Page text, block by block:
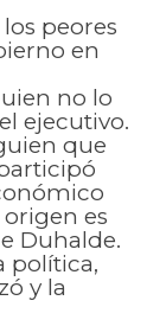
peores
en
no lo
ejecutivo.
que
es
Duhalde.
política,
y la